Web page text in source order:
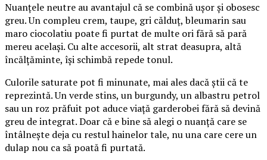
Nuanțele neutre au avantajul că se combină ușor și obosesc
greu. Un compleu crem, taupe, gri călduț, bleumarin sau
maro ciocolatiu poate fi purtat de multe ori fără să pară
mereu același. Cu alte accesorii, alt strat deasupra, altă
încălțăminte, își schimbă repede tonul.
Culorile saturate pot fi minunate, mai ales dacă știi că te
reprezintă. Un verde stins, un burgundy, un albastru petrol
sau un roz prăfuit pot aduce viață garderobei fără să devină
greu de integrat. Doar că e bine să alegi o nuanță care se
întâlnește deja cu restul hainelor tale, nu una care cere un
dulap nou ca să poată fi purtată.